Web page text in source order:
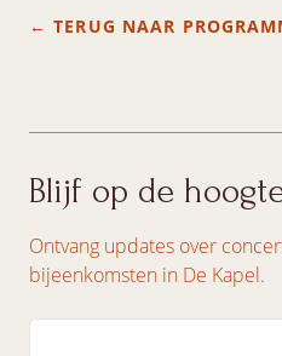
← TERUG NAAR
Blijf op de
Ontvang updates over
bijeenkomsten in De Kapel.
Email